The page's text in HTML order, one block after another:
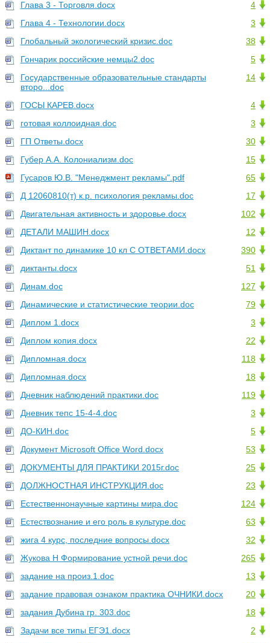
4
Глава 3 - Торговля.docx
3
Глава 4 - Технологии.docx
38
Глобальный экологический кризис.doc
5
Гончарик российские немцы2.doc
14
Государственные образовательные стандарты
второ...doc
4
ГОСЫ КАРЕВ.docx
3
готовая коллоидная.doc
30
ГП Ответы.docx
15
Губер А.А. Колониализм.doc
65
Гусаров Ю.В. "Менеджмент рекламы".pdf
17
Д 12060810(т) к.р. психология рекламы.doc
102
Двигательная активность и здоровье.docx
12
ДЕТАЛИ МАШИН.docx
390
Диктант по динамике 10 кл С ОТВЕТАМИ.docx
51
диктанты.docx
127
Динам.doc
79
Динамические и статистические теории.doc
3
Диплом 1.docx
22
Диплом копия.docx
118
Дипломная.docx
18
Дипломная.docx
119
Дневник наблюдений практики.doc
3
Дневник тепс 15-4-4.doc
5
ДО-КИН.doc
53
Документ Microsoft Office Word.docx
25
ДОКУМЕНТЫ ДЛЯ ПРАКТИКИ 2015г.doc
23
ДОЛЖНОСТНАЯ ИНСТРУКЦИЯ.doc
124
Естественнонаучные картины мира.doc
63
Естествознание и его роль в культуре.doc
32
жига 4 курс, последние вопросы.docx
265
Жукова Н Формирование устной речи.doc
13
задание на произ.1.doc
20
задание правовая ознаком практика ОЧНИКИ.docx
18
задания Дубина гр. 303.doc
2
Задачи все типы ЕГЭ1.docx